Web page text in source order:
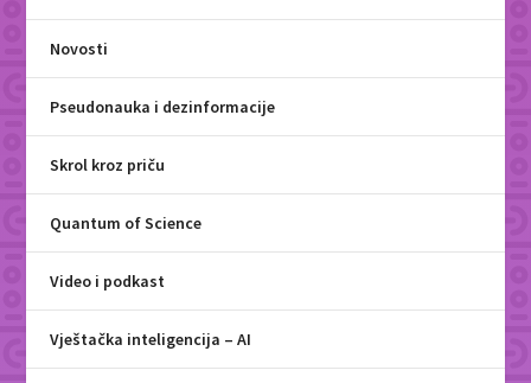
Novosti
Pseudonauka i dezinformacije
Skrol kroz priču
Quantum of Science
Video i podkast
Vještačka inteligencija – AI